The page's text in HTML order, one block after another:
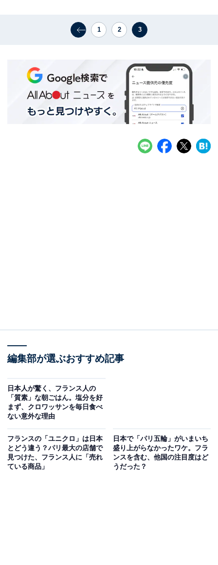
1 2 3
編集部が選ぶおすすめ記事
日本人が驚く、フランス人の
「質素」な朝ごはん。塩分を好
まず、クロワッサンを毎日食べ
ない意外な理由
フランスの「ユニクロ」は日本
とどう違う？パリ最大の店舗で
見つけた、フランス人に「売れ
ている商品」
日本で「パリ五輪」がいまいち
盛り上がらなかったワケ。フラ
ンスを含む、他国の注目度はど
うだった？